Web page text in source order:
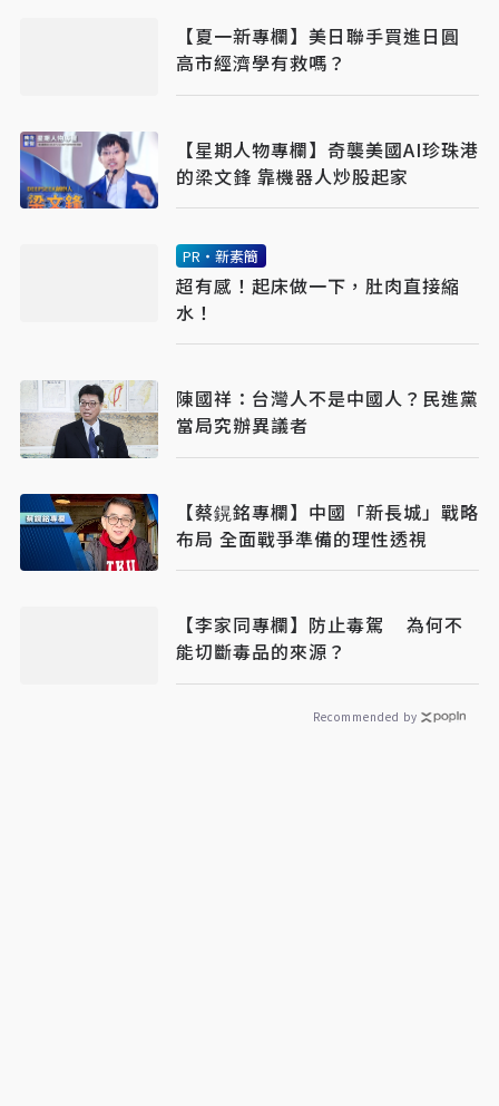
【夏一新專欄】美日聯手買進日圓
高市經濟學有救嗎？
【星期人物專欄】奇襲美國AI珍珠港
的梁文鋒 靠機器人炒股起家
PR・新素簡
超有感！起床做一下，肚肉直接縮
水！
陳國祥：台灣人不是中國人？民進黨
當局究辦異議者
【​​​​​​​蔡鎤銘專欄】中國「新長城」戰略
布局 全面戰爭準備的理性透視
【李家同專欄】防止毒駕 為何不
能切斷毒品的來源？
Recommended by